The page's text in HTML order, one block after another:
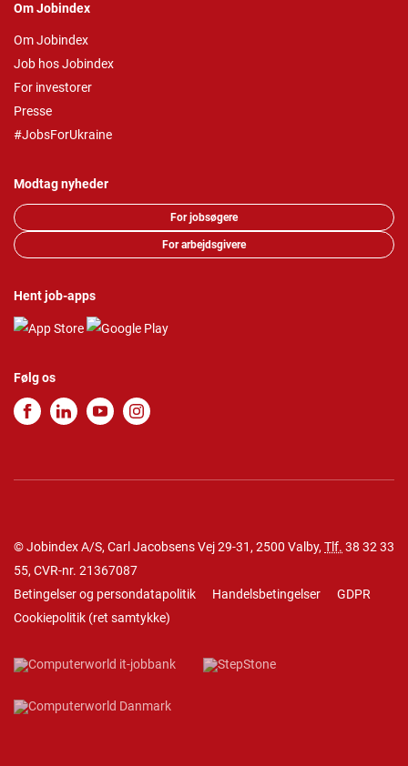
Om Jobindex
Om Jobindex
Job hos Jobindex
For investorer
Presse
#JobsForUkraine
Modtag nyheder
For jobsøgere
For arbejdsgivere
Hent job-apps
Følg os
© Jobindex A/S, Carl Jacobsens Vej 29-31, 2500 Valby, Tlf. 38 32 33
55, CVR-nr. 21367087
Betingelser og persondatapolitik
Handelsbetingelser
GDPR
Cookiepolitik (ret samtykke)